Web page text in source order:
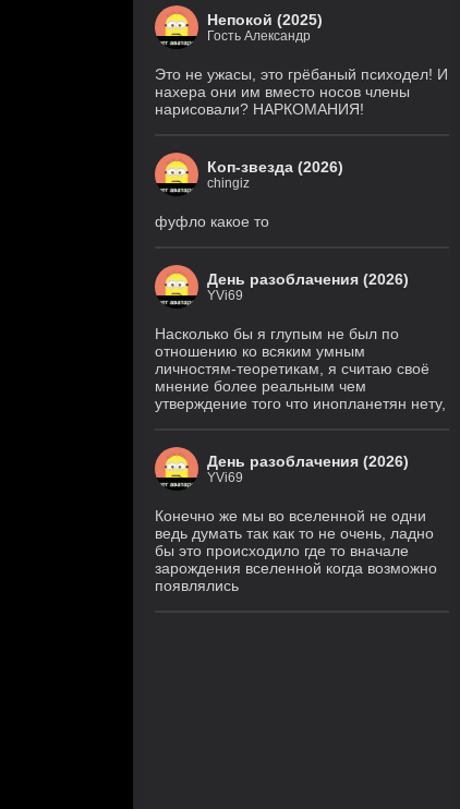
Непокой (2025)
Гость Александр
Это не ужасы, это грёбаный психодел! И
нахера они им вместо носов члены
нарисовали? НАРКОМАНИЯ!
Коп-звезда (2026)
chingiz
фуфло какое то
День разоблачения (2026)
YVi69
Насколько бы я глупым не был по
отношению ко всяким умным
личностям-теоретикам, я считаю своё
мнение более реальным чем
утверждение того что инопланетян нету,
День разоблачения (2026)
YVi69
Конечно же мы во вселенной не одни
ведь думать так как то не очень, ладно
бы это происходило где то вначале
зарождения вселенной когда возможно
появлялись